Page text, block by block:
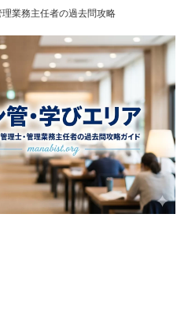
業務主任者の過去問攻略